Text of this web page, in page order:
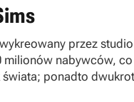
przez
milionów nabywców,
ponadto